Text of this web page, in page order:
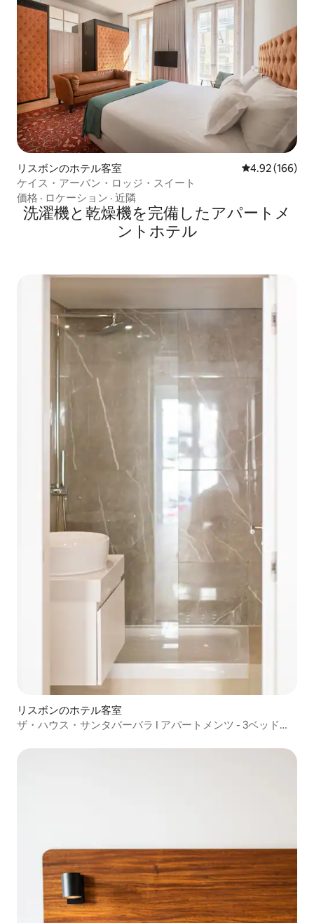
リスボンのホテル客室 レビュー166
4.92 (166)
ケイス・アーバン・ロッジ・スイート
価格 · ロケーション · 近隣
洗濯機と乾燥機を完備したアパートメ
ントホテル
リスボンのホテル客室
ザ・ハウス・サンタバーバラ I アパートメンツ - 3ベッド